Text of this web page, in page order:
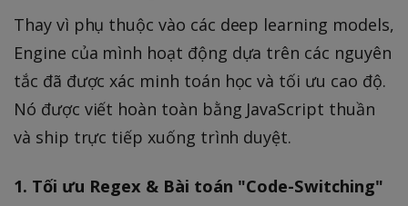
Thay vì phụ thuộc vào các deep learning models,
Engine của mình hoạt động dựa trên các nguyên
tắc đã được xác minh toán học và tối ưu cao độ.
Nó được viết hoàn toàn bằng JavaScript thuần
và ship trực tiếp xuống trình duyệt.
1. Tối ưu Regex & Bài toán "Code-Switching"